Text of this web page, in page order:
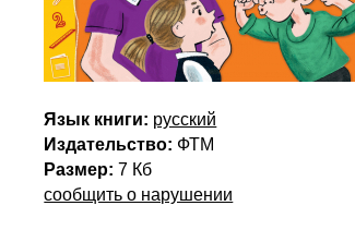
Язык книги: русский
Издательство: ФТМ
Размер: 7 Кб
сообщить о нарушении